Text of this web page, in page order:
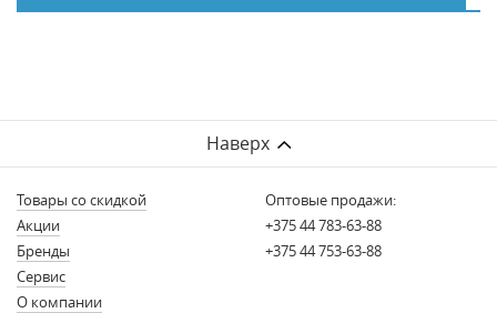
Наверх
Товары со скидкой
Акции
Бренды
Сервис
О компании
Оптовые продажи:
+375 44 783-63-88
+375 44 753-63-88